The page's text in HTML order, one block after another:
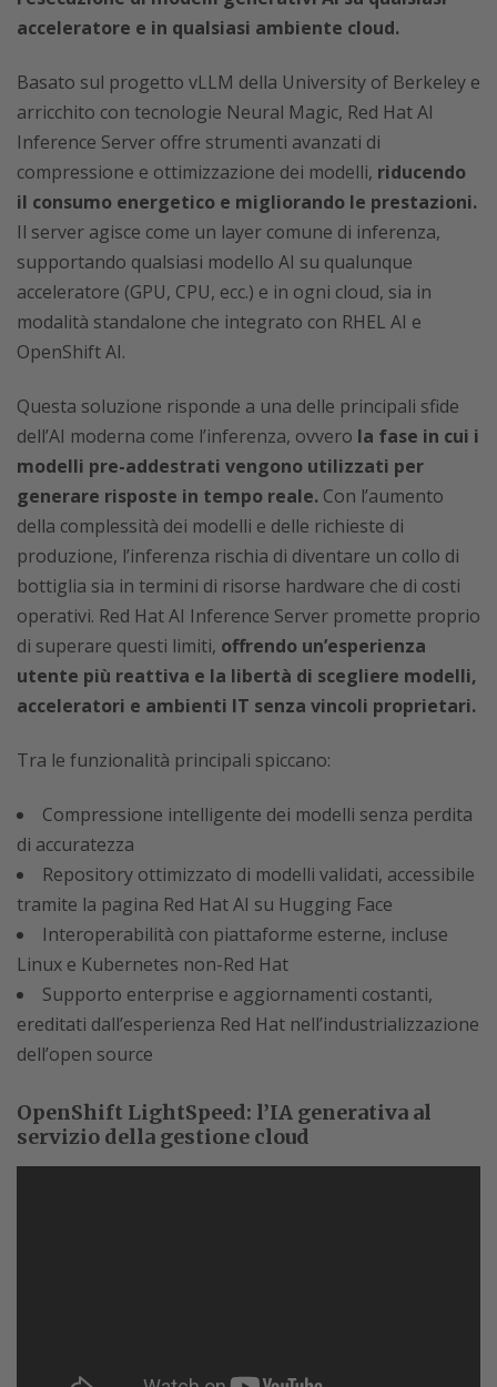
acceleratore e in qualsiasi ambiente cloud.
Basato sul progetto vLLM della University of Berkeley e
arricchito con tecnologie Neural Magic, Red Hat AI
Inference Server offre strumenti avanzati di
compressione e ottimizzazione dei modelli, riducendo
il consumo energetico e migliorando le prestazioni.
Il server agisce come un layer comune di inferenza,
supportando qualsiasi modello AI su qualunque
acceleratore (GPU, CPU, ecc.) e in ogni cloud, sia in
modalità standalone che integrato con RHEL AI e
OpenShift AI.
Questa soluzione risponde a una delle principali sfide
dell’AI moderna come l’inferenza, ovvero la fase in cui i
modelli pre-addestrati vengono utilizzati per
generare risposte in tempo reale. Con l’aumento
della complessità dei modelli e delle richieste di
produzione, l’inferenza rischia di diventare un collo di
bottiglia sia in termini di risorse hardware che di costi
operativi. Red Hat AI Inference Server promette proprio
di superare questi limiti, offrendo un’esperienza
utente più reattiva e la libertà di scegliere modelli,
acceleratori e ambienti IT senza vincoli proprietari.
Tra le funzionalità principali spiccano:
Compressione intelligente dei modelli senza perdita
di accuratezza
Repository ottimizzato di modelli validati, accessibile
tramite la pagina Red Hat AI su Hugging Face
Interoperabilità con piattaforme esterne, incluse
Linux e Kubernetes non-Red Hat
Supporto enterprise e aggiornamenti costanti,
ereditati dall’esperienza Red Hat nell’industrializzazione
dell’open source
OpenShift LightSpeed: l’IA generativa al
servizio della gestione cloud